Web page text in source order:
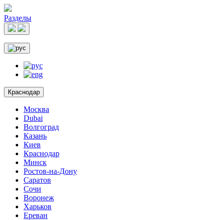
Разделы
Краснодар
Москва
Dubai
Волгоград
Казань
Киев
Краснодар
Минск
Ростов-на-Дону
Саратов
Сочи
Воронеж
Харьков
Ереван